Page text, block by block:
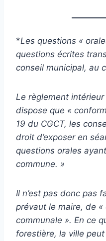
*Les questions «
questions écrites
conseil municipal, au
Le règlement
dispose que «
19 du CGCT, les
droit d’exposer en
questions orales
commune. »
Il n’est pas donc pas
prévaut le maire, de «
communale ». En ce
forestière, la ville